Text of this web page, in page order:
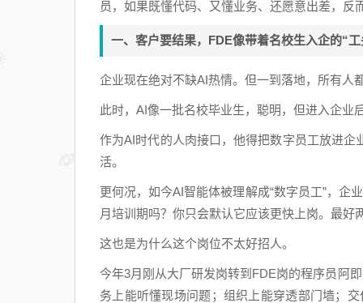
员，如果既懂代码、又懂业务、还愿意出差，反
一、客户要结果，FDE像带着名校生入企的“工
企业现在绝对不缺AI热情。但一到落地，所有人
此时，AI像一批名校毕业生，聪明，但进入企
作为AI时代的人肉接口，他得把数字员工放进
活。
更何况，如今AI智能体被理解成“数字员工”，企
月培训期吗？你只会默认它应该更快上岗。最
这也是为什么这个岗位不太好招人。
今年3月刚从大厂研发岗转到FDE岗的程序员阿
务上能听懂现场问题；组织上能穿透部门墙；